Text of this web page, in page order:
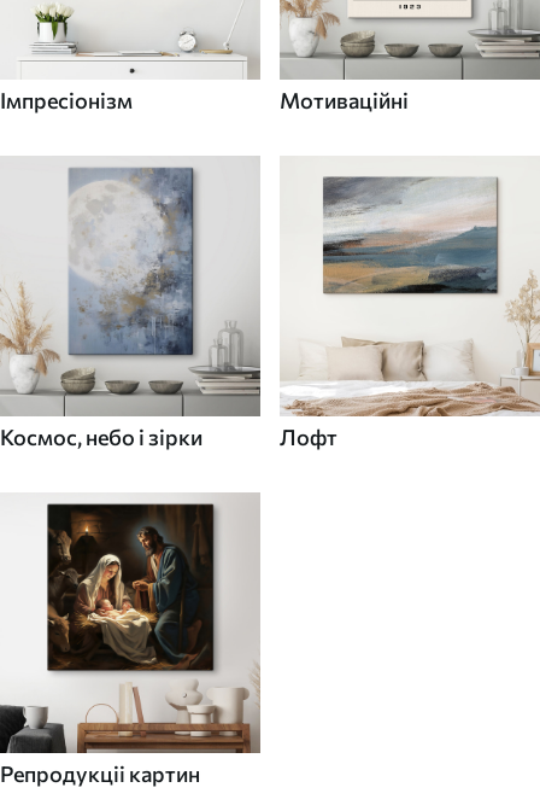
Імпресіонізм Мотиваційні
Космос, небо і зірки Лофт
Репродукціі картин